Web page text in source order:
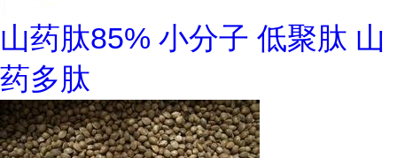
山药肽85% 小分子 低聚肽 山
药多肽